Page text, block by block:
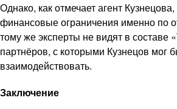
Однако, как отмечает агент
финансовые ограничения именно по
тому же эксперты не видят в составе
партнёров, с которыми Кузнецов мог
взаимодействовать.
Заключение